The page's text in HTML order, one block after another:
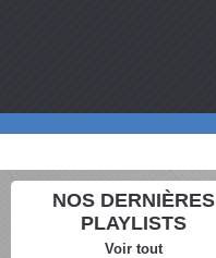
NOS DERNIÈRES
PLAYLISTS
Voir tout